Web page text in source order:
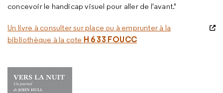
concevoir le handicap visuel pour aller de l'avant."
Un livre à consulter sur place ou à emprunter à la
bibliothèque à la cote H 6 33 FOUCC